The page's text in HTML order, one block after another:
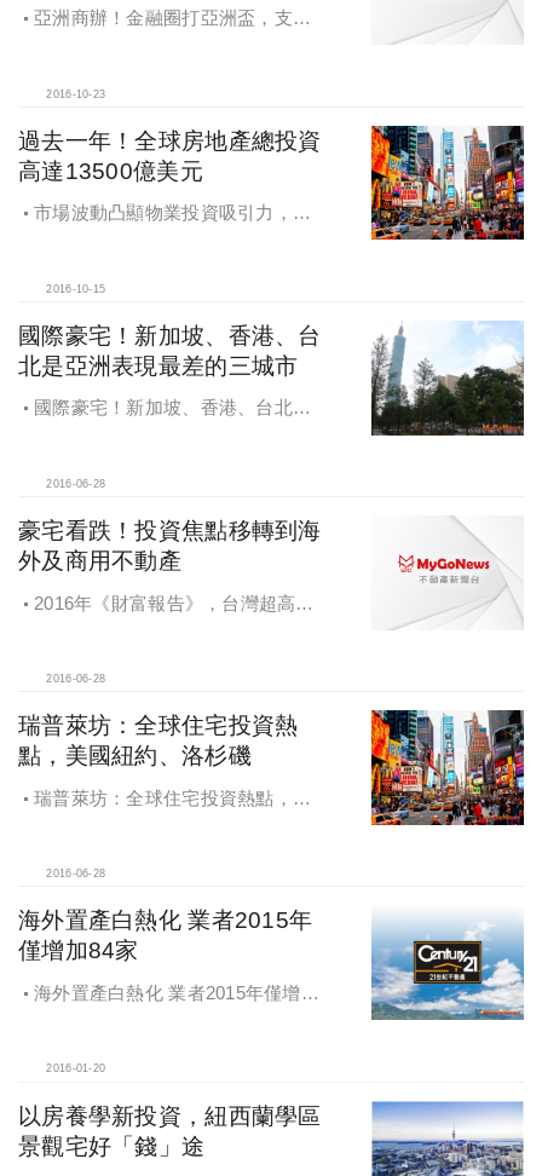
亞洲商辦！金融圈打亞洲盃，支撐
2016-10-23
過去一年！全球房地產總投資
高達13500億美元
市場波動凸顯物業投資吸引力，全
2016-10-15
國際豪宅！新加坡、香港、台
北是亞洲表現最差的三城市
國際豪宅！新加坡、香港、台北是
2016-06-28
豪宅看跌！投資焦點移轉到海
外及商用不動產
2016年《財富報告》，台灣超高淨
2016-06-28
瑞普萊坊：全球住宅投資熱
點，美國紐約、洛杉磯
瑞普萊坊：全球住宅投資熱點，美
2016-06-28
海外置產白熱化 業者2015年
僅增加84家
海外置產白熱化 業者2015年僅增加
2016-01-20
以房養學新投資，紐西蘭學區
景觀宅好「錢」途